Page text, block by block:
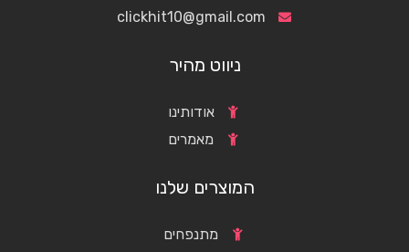
clickhit10@gmail.com
ניווט מהיר
אודותינו
מאמרים
המוצרים שלנו
מתנפחים